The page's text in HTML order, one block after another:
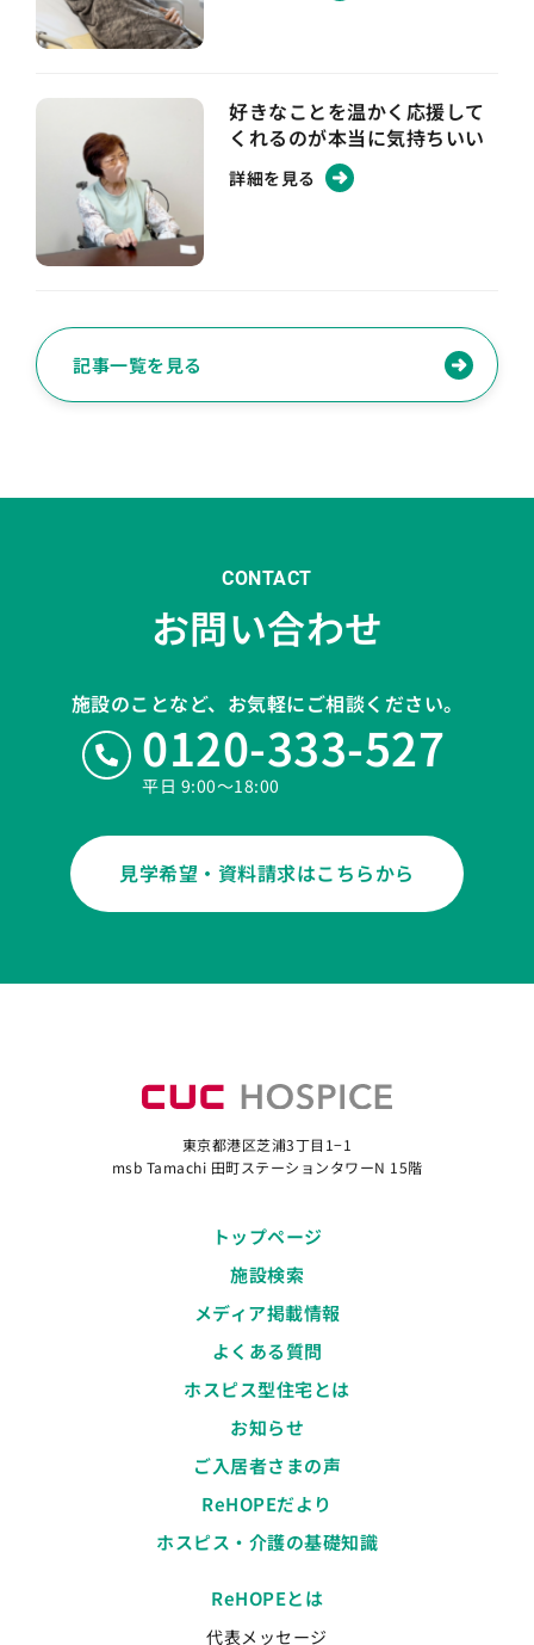
好きなことを温かく応援して
くれるのが本当に気持ちいい
詳細を見る
記事一覧を見る
CONTACT
お問い合わせ
施設のことなど、お気軽にご相談ください。
0120-333-527
平日 9:00〜18:00
見学希望・資料請求はこちらから
東京都港区芝浦3丁目1−1
msb Tamachi 田町ステーションタワーN 15階
トップページ
施設検索
メディア掲載情報
よくある質問
ホスピス型住宅とは
お知らせ
ご入居者さまの声
ReHOPEだより
ホスピス・介護の基礎知識
ReHOPEとは
代表メッセージ